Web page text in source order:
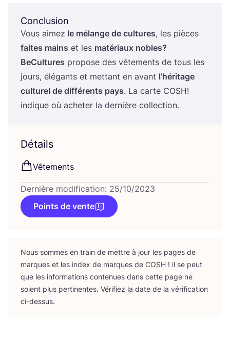
Conclusion
Vous aimez le mélange de cultures, les pièces
faites mains et les maté­riaux nobles?
BeCul­tures pro­pose des vête­ments de tous les
jours, élé­gants et met­tant en avant l’hé­ri­tage
cultu­rel de dif­fé­rents pays. La carte COSH!
indique où ache­ter la der­nière collection.
Détails
Vête­ments
Dernière modification: 25/10/2023
Points de vente
Nous sommes en train de mettre à jour les pages de
marques et les index de marques de COSH ! il se peut
que les infor­ma­tions conte­nues dans cette page ne
soient plus per­ti­nentes. Véri­fiez la date de la véri­fi­ca­tion
ci-dessus.